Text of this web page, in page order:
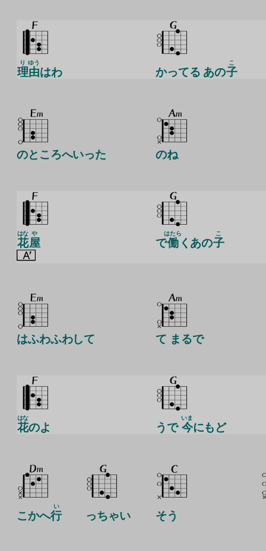
理
り
由
ゆう
はわ かってる あの子
こ
のところへいった のね
花
はな
屋
や
で働
はたら
くあの子
こ
はふわふわして て まるで
花
はな
のよ うで 今
いま
にもど
こかへ行
い
っちゃい そう